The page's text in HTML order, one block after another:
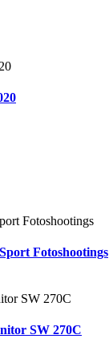
Fotoshootings
SW 270C